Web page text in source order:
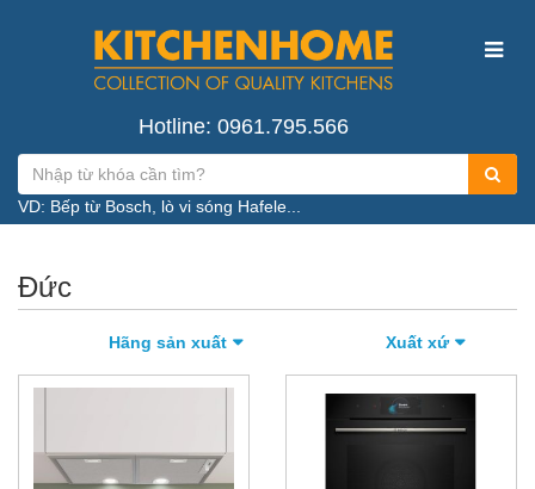
Hotline: 0961.795.566
VD: Bếp từ Bosch, lò vi sóng Hafele...
Đức
Hãng sản xuất Xuất xứ